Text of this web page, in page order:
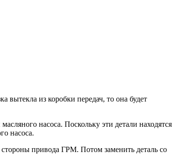
вытекла из коробки передач, то она будет
насоса. Поскольку эти детали находятся
насоса.
привода ГРМ. Потом заменить деталь со